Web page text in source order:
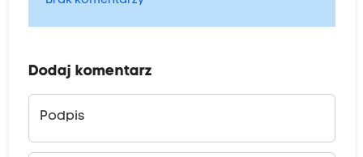
Dodaj komentarz
Podpis